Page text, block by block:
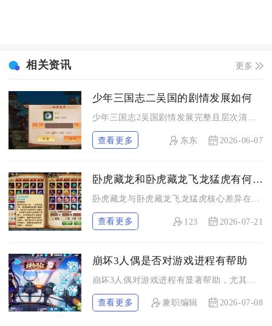
相关资讯 更多
少年三国志二吴国的剧情发展如何
查看更多 东东 2026-06-07
卧虎藏龙和卧虎藏龙飞龙猛虎有何不同
查看更多 123 2026-07-21
崩坏3人偶是否对游戏进程有帮助
查看更多 兼职编辑 2026-07-08